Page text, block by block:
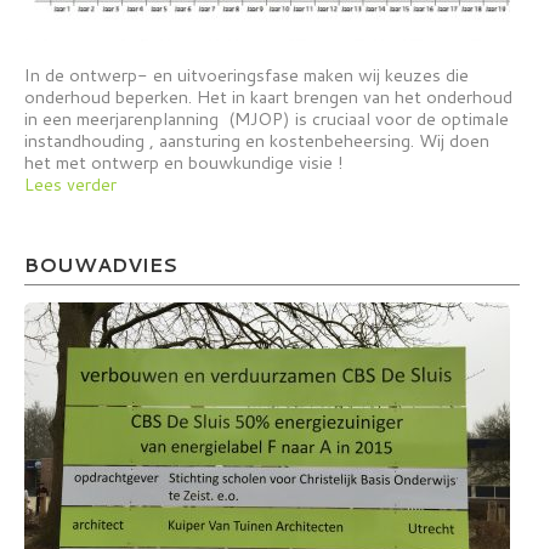
In de ontwerp- en uitvoeringsfase maken wij keuzes die
onderhoud beperken. Het in kaart brengen van het onderhoud
in een meerjarenplanning (MJOP) is cruciaal voor de optimale
instandhouding , aansturing en kostenbeheersing. Wij doen
het met ontwerp en bouwkundige visie !
Lees verder
BOUWADVIES